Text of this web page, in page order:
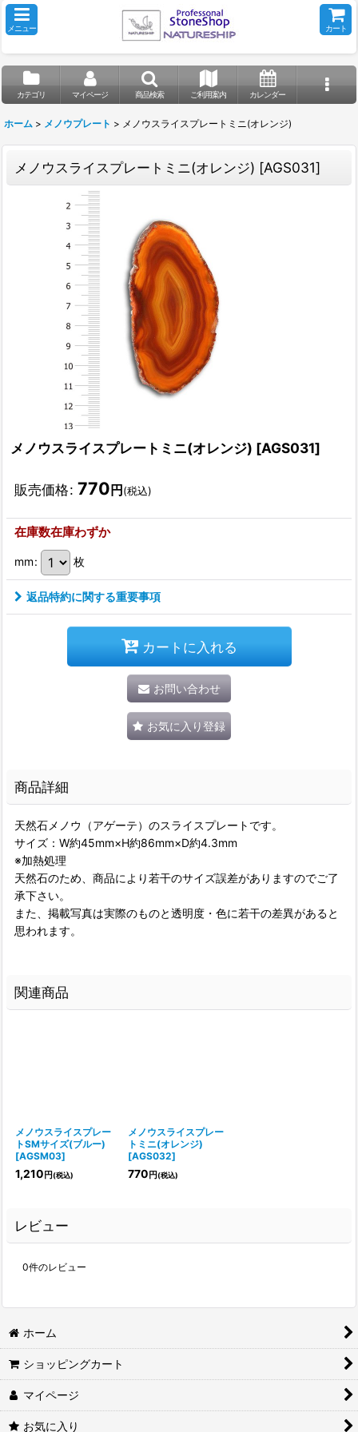
メニュー カート
カテゴリ マイページ 商品検索 ご利用案内 カレンダー
ホーム > メノウプレート > メノウスライスプレートミニ(オレンジ)
メノウスライスプレートミニ(オレンジ) [AGS031]
メノウスライスプレートミニ(オレンジ) [AGS031]
販売価格: 770 円 (税込)
在庫数在庫わずか
mm: 枚
返品特約に関する重要事項
カートに入れる
お問い合わせ
お気に入り登録
商品詳細
天然石メノウ（アゲーテ）のスライスプレートです。
サイズ：W約45mm×H約86mm×D約4.3mm
※加熱処理
天然石のため、商品により若干のサイズ誤差がありますのでご了
承下さい。
また、掲載写真は実際のものと透明度・色に若干の差異があると
思われます。
関連商品
メノウスライスプレー
トSMサイズ(ブルー)
[AGSM03]
1,210 円(税込)
メノウスライスプレー
トミニ(オレンジ)
[AGS032]
770 円(税込)
レビュー
0件のレビュー
ホーム
ショッピングカート
マイページ
お気に入り